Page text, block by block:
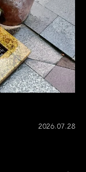
2026.07.28